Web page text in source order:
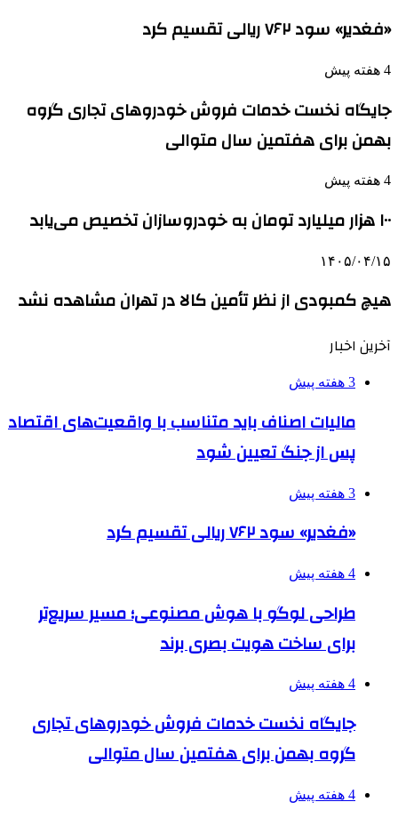
«فغدیر» سود ۷۶۲ ریالی تقسیم کرد
4 هفته پیش
جایگاه نخست خدمات فروش خودروهای تجاری گروه
بهمن برای هفتمین سال متوالی
4 هفته پیش
۱۰۰ هزار میلیارد تومان به خودروسازان تخصیص می‌یابد
۱۴۰۵/۰۴/۱۵
هیچ کمبودی از نظر تأمین کالا در تهران مشاهده نشد
آخرین اخبار
3 هفته پیش
مالیات اصناف باید متناسب با واقعیت‌های اقتصاد
پس از جنگ تعیین شود
3 هفته پیش
«فغدیر» سود ۷۶۲ ریالی تقسیم کرد
4 هفته پیش
طراحی لوگو با هوش مصنوعی؛ مسیر سریع‌تر
برای ساخت هویت بصری برند
4 هفته پیش
جایگاه نخست خدمات فروش خودروهای تجاری
گروه بهمن برای هفتمین سال متوالی
4 هفته پیش